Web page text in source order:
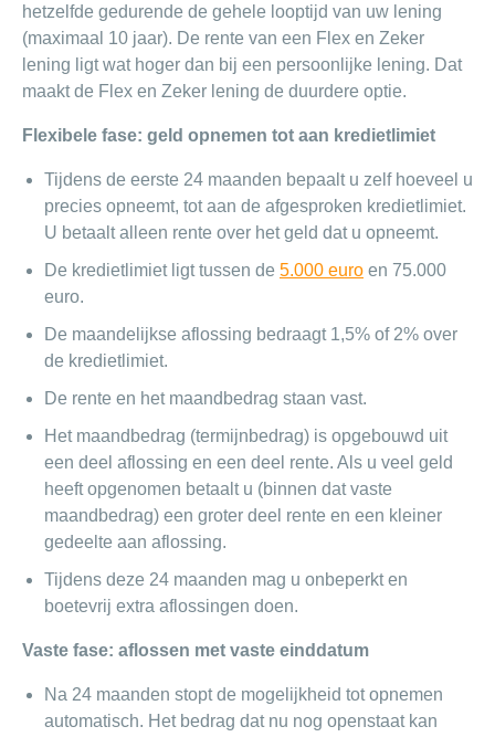
hetzelfde gedurende de gehele looptijd van uw lening
(maximaal 10 jaar). De rente van een Flex en Zeker
lening ligt wat hoger dan bij een persoonlijke lening. Dat
maakt de Flex en Zeker lening de duurdere optie.
Flexibele fase: geld opnemen tot aan kredietlimiet
Tijdens de eerste 24 maanden bepaalt u zelf hoeveel u
precies opneemt, tot aan de afgesproken kredietlimiet.
U betaalt alleen rente over het geld dat u opneemt.
De kredietlimiet ligt tussen de 5.000 euro en 75.000
euro.
De maandelijkse aflossing bedraagt 1,5% of 2% over
de kredietlimiet.
De rente en het maandbedrag staan vast.
Het maandbedrag (termijnbedrag) is opgebouwd uit
een deel aflossing en een deel rente. Als u veel geld
heeft opgenomen betaalt u (binnen dat vaste
maandbedrag) een groter deel rente en een kleiner
gedeelte aan aflossing.
Tijdens deze 24 maanden mag u onbeperkt en
boetevrij extra aflossingen doen.
Vaste fase: aflossen met vaste einddatum
Na 24 maanden stopt de mogelijkheid tot opnemen
automatisch. Het bedrag dat nu nog openstaat kan